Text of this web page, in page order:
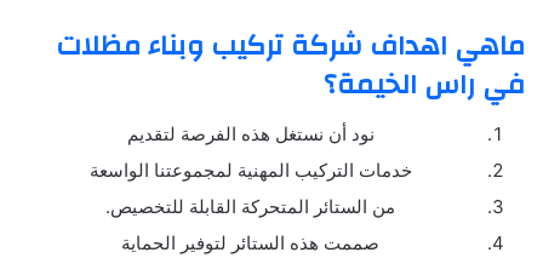
ماهي اهداف شركة تركيب وبناء مظلات
في راس الخيمة؟
نود أن نستغل هذه الفرصة لتقديم
خدمات التركيب المهنية لمجموعتنا الواسعة
من الستائر المتحركة القابلة للتخصيص.
صممت هذه الستائر لتوفير الحماية